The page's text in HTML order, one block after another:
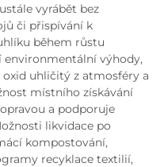
vyrábět bez
či přispívání k
během růstu
environmentální výhody,
uhličitý z atmosféry a
místního získávání
a podporuje
likvidace po
kompostování,
recyklace textilií,